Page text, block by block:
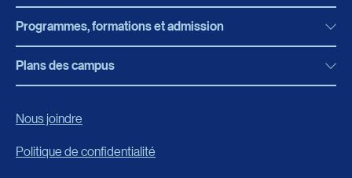
Actualités
Bibliothèque
Boutique en ligne
Carrières
Programmes, formations et admission
Programmes, formations et admission
Plans des campus
Nous joindre
Politique de confidentialité